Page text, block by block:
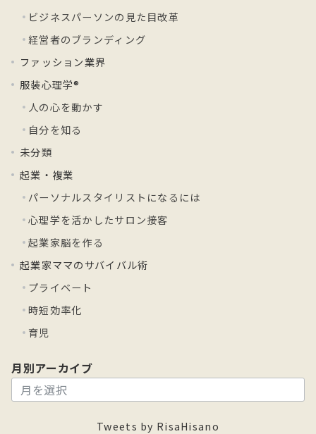
ビジネスパーソンの見た目改革
経営者のブランディング
ファッション業界
服装心理学®
人の心を動かす
自分を知る
未分類
起業・複業
パーソナルスタイリストになるには
心理学を活かしたサロン接客
起業家脳を作る
起業家ママのサバイバル術
プライベート
時短効率化
育児
月別アーカイブ
別
Tweets by RisaHisano